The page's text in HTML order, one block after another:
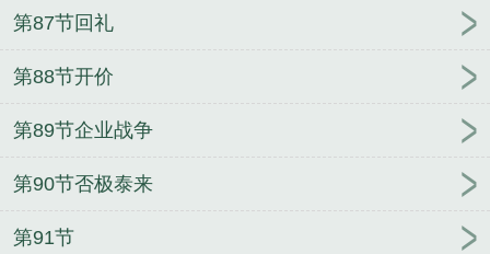
第87节回礼
第88节开价
第89节企业战争
第90节否极泰来
第91节